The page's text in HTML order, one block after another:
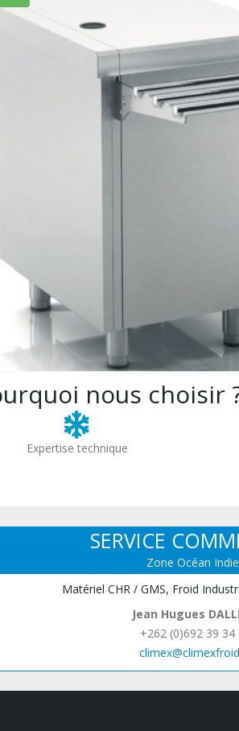
nous choisir
Expertise technique
SERVICE
Zone Océan
Matériel CHR / GMS, Froid
Jean Hugues
+262 (0)692 39 34